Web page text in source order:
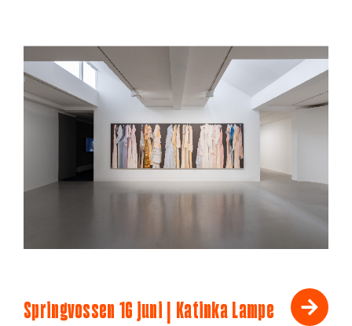
Springvossen 16 juni | Katinka Lampe